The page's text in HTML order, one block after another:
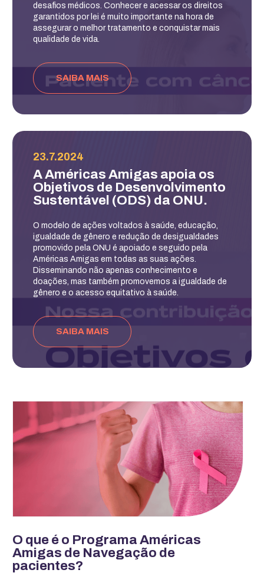
desafios médicos. Conhecer e acessar os direitos
garantidos por lei é muito importante na hora de
assegurar o melhor tratamento e conquistar mais
qualidade de vida.
SAIBA MAIS
23.7.2024
A Américas Amigas apoia os
Objetivos de Desenvolvimento
Sustentável (ODS) da ONU.
O modelo de ações voltados à saúde, educação,
igualdade de gênero e redução de desigualdades
promovido pela ONU é apoiado e seguido pela
Américas Amigas em todas as suas ações.
Disseminando não apenas conhecimento e
doações, mas também promovemos a igualdade de
gênero e o acesso equitativo à saúde.
SAIBA MAIS
O que é o Programa Américas
Amigas de Navegação de
pacientes?